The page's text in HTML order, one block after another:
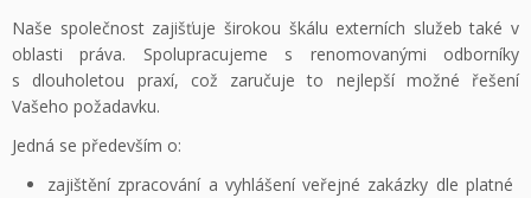
Naše společnost zajišťuje širokou škálu externích služeb také v
oblasti práva. Spolupracujeme s renomovanými odborníky
s dlouholetou praxí, což zaručuje to nejlepší možné řešení
Vašeho požadavku.
Jedná se především o:
zajištění zpracování a vyhlášení veřejné zakázky dle platné